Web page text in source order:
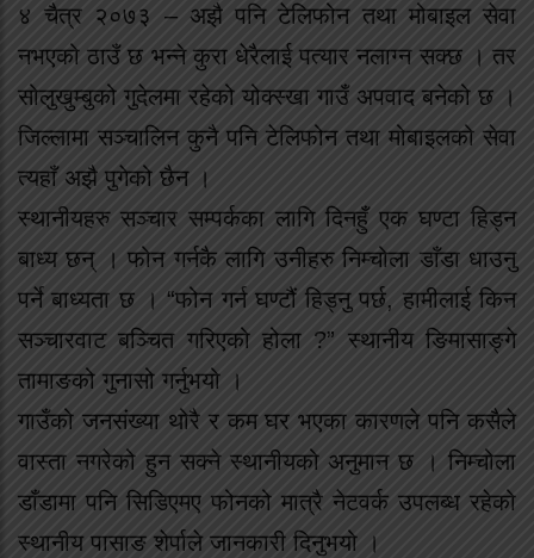
४ चैत्र २०७३ – अझै पनि टेलिफोन तथा मोबाइल सेवा
नभएको ठाउँ छ भन्ने कुरा धेरैलाई पत्यार नलाग्न सक्छ । तर
सोलुखुम्बुको गुदेलमा रहेको योक्स्खा गाउँ अपवाद बनेको छ ।
जिल्लामा सञ्चालिन कुनै पनि टेलिफोन तथा मोबाइलको सेवा
त्यहाँ अझै पुगेको छैन ।
स्थानीयहरु सञ्चार सम्पर्कका लागि दिनहुँ एक घण्टा हिड्न
बाध्य छन् । फोन गर्नकै लागि उनीहरु निम्चोला डाँडा धाउनु
पर्ने बाध्यता छ । “फोन गर्न घण्टौं हिड्नु पर्छ, हामीलाई किन
सञ्चारवाट बञ्चित गरिएको होला ?” स्थानीय ङिमासाङ्गे
तामाङको गुनासो गर्नुभयो ।
गाउँको जनसंख्या थोरै र कम घर भएका कारणले पनि कसैले
वास्ता नगरेको हुन सक्ने स्थानीयको अनुमान छ । निम्चोला
डाँडामा पनि सिडिएमए फोनको मात्रै नेटवर्क उपलब्ध रहेको
स्थानीय पासाङ शेर्पाले जानकारी दिनुभयो ।